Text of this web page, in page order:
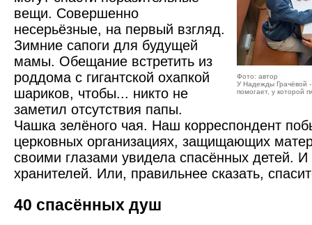
Фото: автор
У Надежды Грачёвой
помогает, у которой
вещи. Совершенно
несерьёзные, на первый взгляд.
Зимние сапоги для будущей
мамы. Обещание встретить из
роддома с гигантской охапкой
шариков, чтобы... никто не
заметил отсутствия папы.
Чашка зелёного чая. Наш корреспондент
церковных организациях, защищающих
своими глазами увидела спасённых детей. И
хранителей. Или, правильнее сказать,
40 спасённых душ